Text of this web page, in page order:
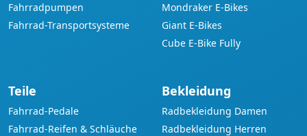
Fahrradpumpen
Fahrrad-Transportsysteme
Mondraker E-Bikes
Giant E-Bikes
Cube E-Bike Fully
Teile
Fahrrad-Pedale
Fahrrad-Reifen & Schläuche
Bekleidung
Radbekleidung Damen
Radbekleidung Herren